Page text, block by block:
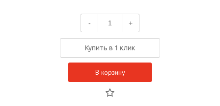
- +
Купить в 1 клик
В корзину